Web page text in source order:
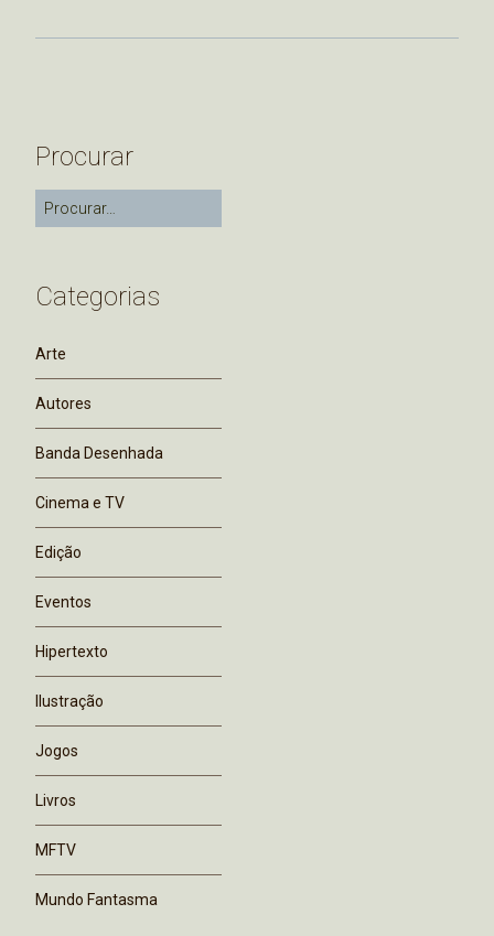
Procurar
Categorias
Arte
Autores
Banda Desenhada
Cinema e TV
Edição
Eventos
Hipertexto
Ilustração
Jogos
Livros
MFTV
Mundo Fantasma